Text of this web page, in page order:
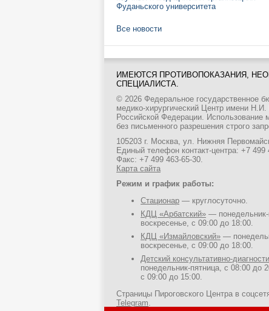
Фуданьского университета
Все новости
ИМЕЮТСЯ ПРОТИВОПОКАЗАНИЯ,
СПЕЦИАЛИСТА.
© 2026 Федеральное государственное
медико-хирургический Центр имени
Российской Федерации. Использование
без письменного разрешения строго
105203 г. Москва, ул. Нижняя
Единый телефон контакт-центра: +7 499
Факс: +7 499 463-65-30.
Карта сайта
Режим и график работы:
Стационар — круглосуточно.
КДЦ «Арбатский» — понедельник-
воскресенье, с 09:00 до 18:00.
КДЦ «Измайловский» —
воскресенье, с 09:00 до 18:00.
Детский консультативно-
понедельник-пятница, с 08:00 до
с 09:00 до 15:00.
Страницы Пироговского Центра в
Telegram